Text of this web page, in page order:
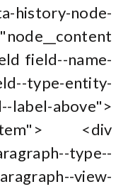
node-
field--name-
type-entity-
label-above">
<div
type--
view-